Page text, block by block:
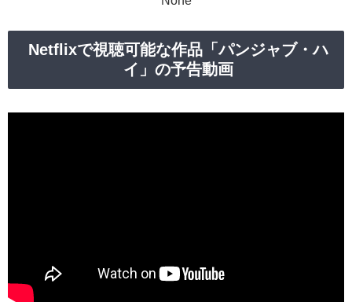
Netflixで視聴可能な作品「パンジャブ・ハ
イ」の予告動画